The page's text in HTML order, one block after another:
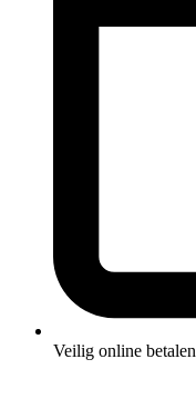
Veilig online betalen